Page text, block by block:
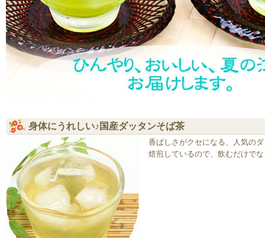
身体にうれしい♪国産ダッタンそば茶
香ばしさがクセになる、人気の
焙煎しているので、飲むだけで